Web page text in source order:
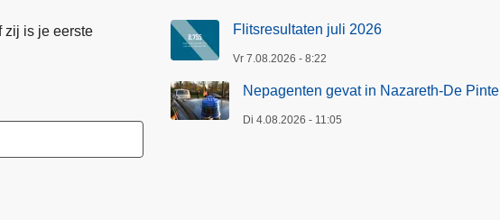
zij is je eerste
Flitsresultaten juli 2026
Vr 7.08.2026 - 8:22
Nepagenten gevat in Nazareth-De Pinte
Di 4.08.2026 - 11:05